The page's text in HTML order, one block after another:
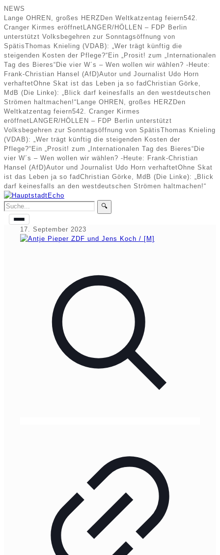
NEWS
Lange OHREN, großes HERZ Den Weltkatzentag feiern542.
Cranger Kirmes eröffnet LANGER/HÖLLEN – FDP Berlin
unterstützt Volksbegehren zur Sonntagsöffnung von
SpätisThomas Knieling (VDAB): „Wer trägt künftig die
steigenden Kosten der Pflege?“ Ein „Prosit! zum „Internationalen
Tag des Bieres“ Die vier W´s – Wen wollen wir wählen? -Heute:
Frank-Christian Hansel (AfD)Autor und Journalist Udo Horn
verhaftetOhne Skat ist das Leben ja so fadChristian Görke,
MdB (Die Linke): „Blick darf keinesfalls an den westdeutschen
Strömen haltmachen!“ Lange OHREN, großes HERZ Den
Weltkatzentag feiern542. Cranger Kirmes
eröffnet LANGER/HÖLLEN – FDP Berlin unterstützt
Volksbegehren zur Sonntagsöffnung von SpätisThomas Knieling
(VDAB): „Wer trägt künftig die steigenden Kosten der
Pflege?“ Ein „Prosit! zum „Internationalen Tag des Bieres“ Die
vier W´s – Wen wollen wir wählen? -Heute: Frank-Christian
Hansel (AfD)Autor und Journalist Udo Horn verhaftetOhne Skat
ist das Leben ja so fadChristian Görke, MdB (Die Linke): „Blick
darf keinesfalls an den westdeutschen Strömen haltmachen!“
🔍
17. September 2023